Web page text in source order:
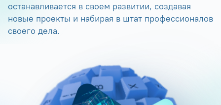
останавливается в своем развитии, создавая
новые проекты и набирая в штат профессионалов
своего дела.